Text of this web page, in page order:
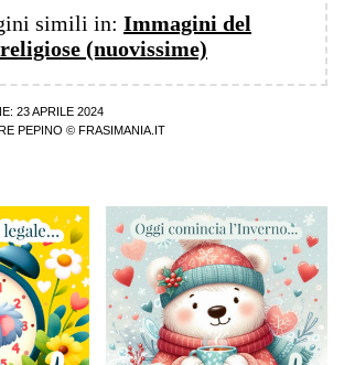
simili in: Immagini del
(nuovissime)
23 APRILE 2024
PEPINO © FRASIMANIA.IT